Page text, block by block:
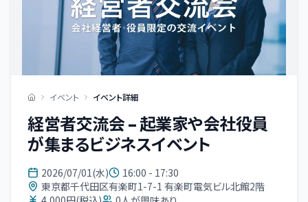
イベント イベント詳細
経営者交流会 – 起業家や会社役員
が集まるビジネスイベント
2026/07/01(水)
16:00 - 17:30
東京都千代田区有楽町1-7-1 有楽町電気ビル北館2階